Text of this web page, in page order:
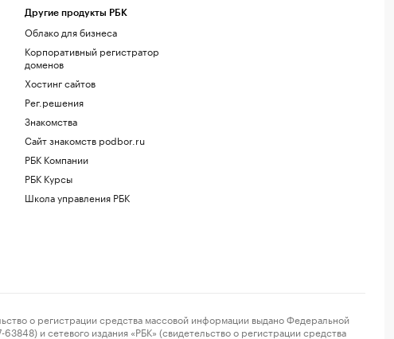
Другие продукты РБК
Облако для бизнеса
Корпоративный регистратор
доменов
Хостинг сайтов
Рег.решения
Знакомства
Сайт знакомств podbor.ru
РБК Компании
РБК Курсы
Школа управления РБК
о регистрации средства массовой информации выдано Федеральной
и сетевого издания «РБК» (свидетельство о регистрации средства